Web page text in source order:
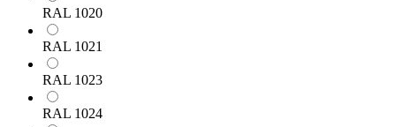
RAL 1020
RAL 1021
RAL 1023
RAL 1024